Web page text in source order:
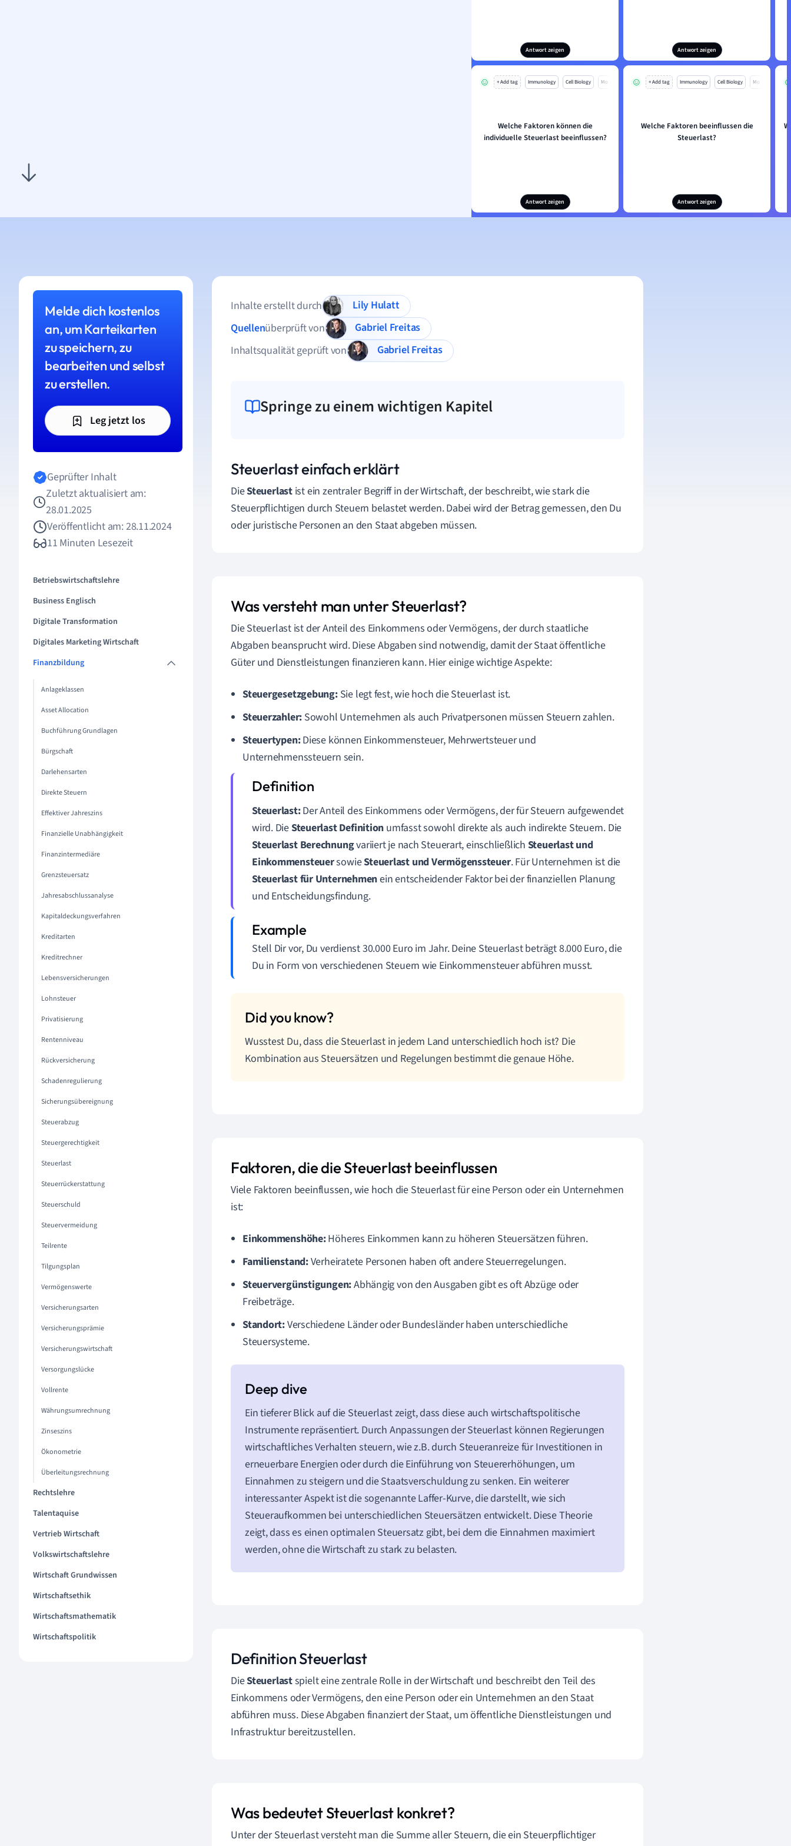
Antwort zeigen Antwort zeigen
+ Add tag Immunology Cell Biology Mo
Welche Faktoren können die
individuelle Steuerlast beeinflussen?
Antwort zeigen
+ Add tag Immunology Cell Biology Mo
Welche Faktoren beeinflussen die
Steuerlast?
Antwort zeigen
Melde dich kostenlos
an, um Karteikarten
zu speichern, zu
bearbeiten und selbst
zu erstellen.
Leg jetzt los
Geprüfter Inhalt
Zuletzt aktualisiert am:
28.01.2025
Veröffentlicht am: 28.11.2024
11 Minuten Lesezeit
Betriebswirtschaftslehre
Business Englisch
Digitale Transformation
Digitales Marketing Wirtschaft
Finanzbildung
Anlageklassen
Asset Allocation
Buchführung Grundlagen
Bürgschaft
Darlehensarten
Direkte Steuern
Effektiver Jahreszins
Finanzielle Unabhängigkeit
Finanzintermediäre
Grenzsteuersatz
Jahresabschlussanalyse
Kapitaldeckungsverfahren
Kreditarten
Kreditrechner
Lebensversicherungen
Lohnsteuer
Privatisierung
Rentenniveau
Rückversicherung
Schadenregulierung
Sicherungsübereignung
Steuerabzug
Steuergerechtigkeit
Steuerlast
Steuerrückerstattung
Steuerschuld
Steuervermeidung
Teilrente
Tilgungsplan
Vermögenswerte
Versicherungsarten
Versicherungsprämie
Versicherungswirtschaft
Versorgungslücke
Vollrente
Währungsumrechnung
Zinseszins
Ökonometrie
Überleitungsrechnung
Rechtslehre
Talentaquise
Vertrieb Wirtschaft
Volkswirtschaftslehre
Wirtschaft Grundwissen
Wirtschaftsethik
Wirtschaftsmathematik
Wirtschaftspolitik
Inhalte erstellt durch
Lily Hulatt
Quellenüberprüft von
Gabriel Freitas
Inhaltsqualität geprüft von
Gabriel Freitas
Springe zu einem wichtigen Kapitel
Steuerlast einfach erklärt
DieSteuerlastist ein zentraler Begriff in der Wirtschaft, der beschreibt, wie stark die
Steuerpflichtigen durch Steuern belastet werden. Dabei wird der Betrag gemessen, den Du
oder juristische Personen an den Staat abgeben müssen.
Was versteht man unter Steuerlast?
Die Steuerlast ist der Anteil des Einkommens oder Vermögens, der durch staatliche
Abgaben beansprucht wird. Diese Abgaben sind notwendig, damit der Staat öffentliche
Güter und Dienstleistungen finanzieren kann. Hier einige wichtige Aspekte:
Steuergesetzgebung:Sie legt fest, wie hoch die Steuerlast ist.
Steuerzahler: Sowohl Unternehmen als auch Privatpersonen müssen Steuern zahlen.
Steuertypen:Diese können Einkommensteuer, Mehrwertsteuer und
Unternehmenssteuern sein.
Steuerlast:Der Anteil des Einkommens oder Vermögens, der für Steuern aufgewendet
wird. DieSteuerlast Definition umfasst sowohl direkte als auch indirekte Steuern. Die
Steuerlast Berechnungvariiert je nach Steuerart, einschließlich Steuerlast und
EinkommensteuersowieSteuerlast und Vermögenssteuer. Für Unternehmen ist die
Steuerlast für Unternehmenein entscheidender Faktor bei der finanziellen Planung
und Entscheidungsfindung.
Stell Dir vor, Du verdienst 30.000 Euro im Jahr. Deine Steuerlast beträgt 8.000 Euro, die
Du in Form von verschiedenen Steuern wie Einkommensteuer abführen musst.
Wusstest Du, dass die Steuerlast in jedem Land unterschiedlich hoch ist? Die
Kombination aus Steuersätzen und Regelungen bestimmt die genaue Höhe.
Faktoren, die die Steuerlast beeinflussen
Viele Faktoren beeinflussen, wie hoch die Steuerlast für eine Person oder ein Unternehmen
ist:
Einkommenshöhe:Höheres Einkommen kann zu höheren Steuersätzen führen.
Familienstand:Verheiratete Personen haben oft andere Steuerregelungen.
Steuervergünstigungen:Abhängig von den Ausgaben gibt es oft Abzüge oder
Freibeträge.
Standort:Verschiedene Länder oder Bundesländer haben unterschiedliche
Steuersysteme.
Ein tieferer Blick auf die Steuerlast zeigt, dass diese auch wirtschaftspolitische
Instrumente repräsentiert. Durch Anpassungen der Steuerlast können Regierungen
wirtschaftliches Verhalten steuern, wie z.B. durch Steueranreize für Investitionen in
erneuerbare Energien oder durch die Einführung von Steuererhöhungen, um
Einnahmen zu steigern und die Staatsverschuldung zu senken. Ein weiterer
interessanter Aspekt ist die sogenannte Laffer-Kurve, die darstellt, wie sich
Steueraufkommen bei unterschiedlichen Steuersätzen entwickelt. Diese Theorie
zeigt, dass es einen optimalen Steuersatz gibt, bei dem die Einnahmen maximiert
werden, ohne die Wirtschaft zu stark zu belasten.
Definition Steuerlast
DieSteuerlastspielt eine zentrale Rolle in der Wirtschaft und beschreibt den Teil des
Einkommens oder Vermögens, den eine Person oder ein Unternehmen an den Staat
abführen muss. Diese Abgaben finanziert der Staat, um öffentliche Dienstleistungen und
Infrastruktur bereitzustellen.
Was bedeutet Steuerlast konkret?
Unter der Steuerlast versteht man die Summe aller Steuern, die ein Steuerpflichtiger